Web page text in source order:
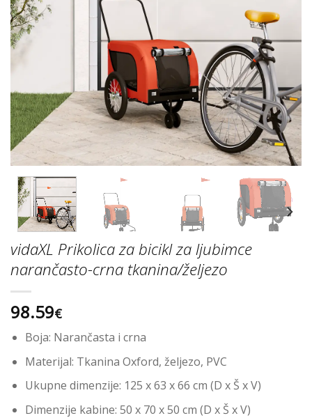
vidaXL Prikolica za bicikl za ljubimce
narančasto-crna tkanina/željezo
98.59€
Boja: Narančasta i crna
Materijal: Tkanina Oxford, željezo, PVC
Ukupne dimenzije: 125 x 63 x 66 cm (D x Š x V)
Dimenzije kabine: 50 x 70 x 50 cm (D x Š x V)